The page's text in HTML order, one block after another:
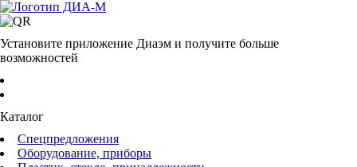
Установите приложение Диаэм и получите больше
возможностей
Каталог
Спецпредложения
Оборудование, приборы